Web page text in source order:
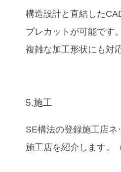
構造設計と直結した
プレカットが可能です
複雑な加工形状にも対
5.施工
SE構法の登録施工店
施工店を紹介します。